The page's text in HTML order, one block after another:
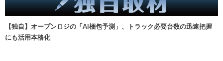
【独自】オープンロジの「AI梱包予測」、トラック必要台数の迅速把握
にも活用本格化